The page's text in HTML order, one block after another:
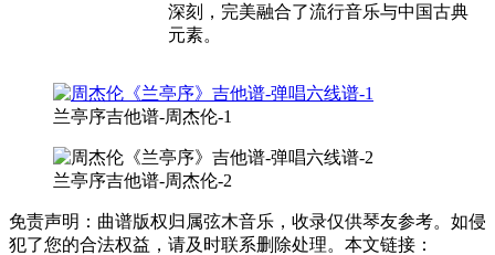
深刻，完美融合了流行音乐与中国古典
元素。
兰亭序吉他谱-周杰伦-1
兰亭序吉他谱-周杰伦-2
免责声明：曲谱版权归属弦木音乐，收录仅供琴友参考。如侵
犯了您的合法权益，请及时联系删除处理。本文链接：